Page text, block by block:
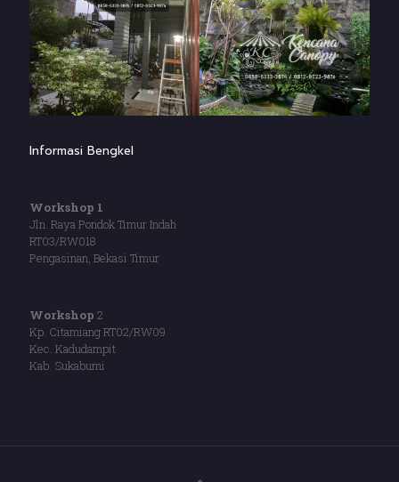
Informasi Bengkel
Workshop 1
Jln. Raya Pondok Timur Indah
RT03/RW018
Pengasinan, Bekasi Timur
Workshop 2
Kp. Citamiang RT02/RW09
Kec. Kadudampit
Kab. Sukabumi